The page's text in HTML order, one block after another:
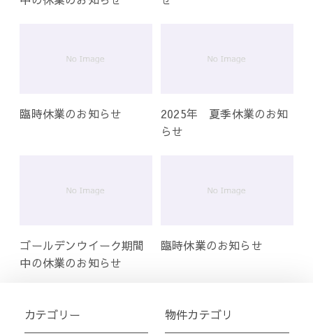
臨時休業のお知らせ
2025年 夏季休業のお知
らせ
ゴールデンウイーク期間
中の休業のお知らせ
臨時休業のお知らせ
カテゴリー 物件カテゴリ